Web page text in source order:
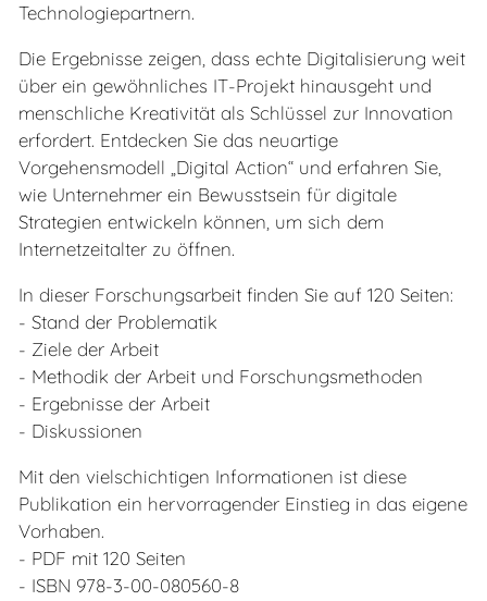
Technologiepartnern.
Die Ergebnisse zeigen, dass echte Digitalisierung weit
über ein gewöhnliches IT-Projekt hinausgeht und
menschliche Kreativität als Schlüssel zur Innovation
erfordert. Entdecken Sie das neuartige
Vorgehensmodell „Digital Action“ und erfahren Sie,
wie Unternehmer ein Bewusstsein für digitale
Strategien entwickeln können, um sich dem
Internetzeitalter zu öffnen.
In dieser Forschungsarbeit finden Sie auf 120 Seiten:
- Stand der Problematik
- Ziele der Arbeit
- Methodik der Arbeit und Forschungsmethoden
- Ergebnisse der Arbeit
- Diskussionen
Mit den vielschichtigen Informationen ist diese
Publikation ein hervorragender Einstieg in das eigene
Vorhaben.
- PDF mit 120 Seiten
- ISBN 978-3-00-080560-8